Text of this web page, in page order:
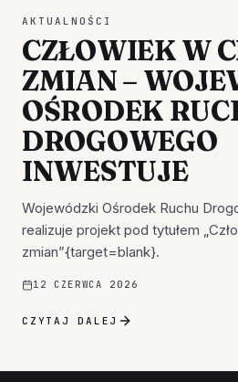
AKTUALNOŚCI
CZŁOWIEK W
ZMIAN –
OŚRODEK
DROGOWEGO
INWESTUJE
Wojewódzki Ośrodek Ruchu
realizuje projekt pod tytułem
zmian”{target=blank}.
12 CZERWCA 2026
CZYTAJ DALEJ